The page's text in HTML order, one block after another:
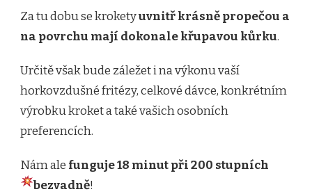
Za tu dobu se kroketyuvnitř krásně propečou a
na povrchu mají dokonale křupavou kůrku.
Určitě však bude záležet i na výkonu vaší
horkovzdušné fritézy, celkové dávce, konkrétním
výrobku kroket a také vašich osobních
preferencích.
Nám ale funguje 18 minut při 200 stupních
bezvadně!